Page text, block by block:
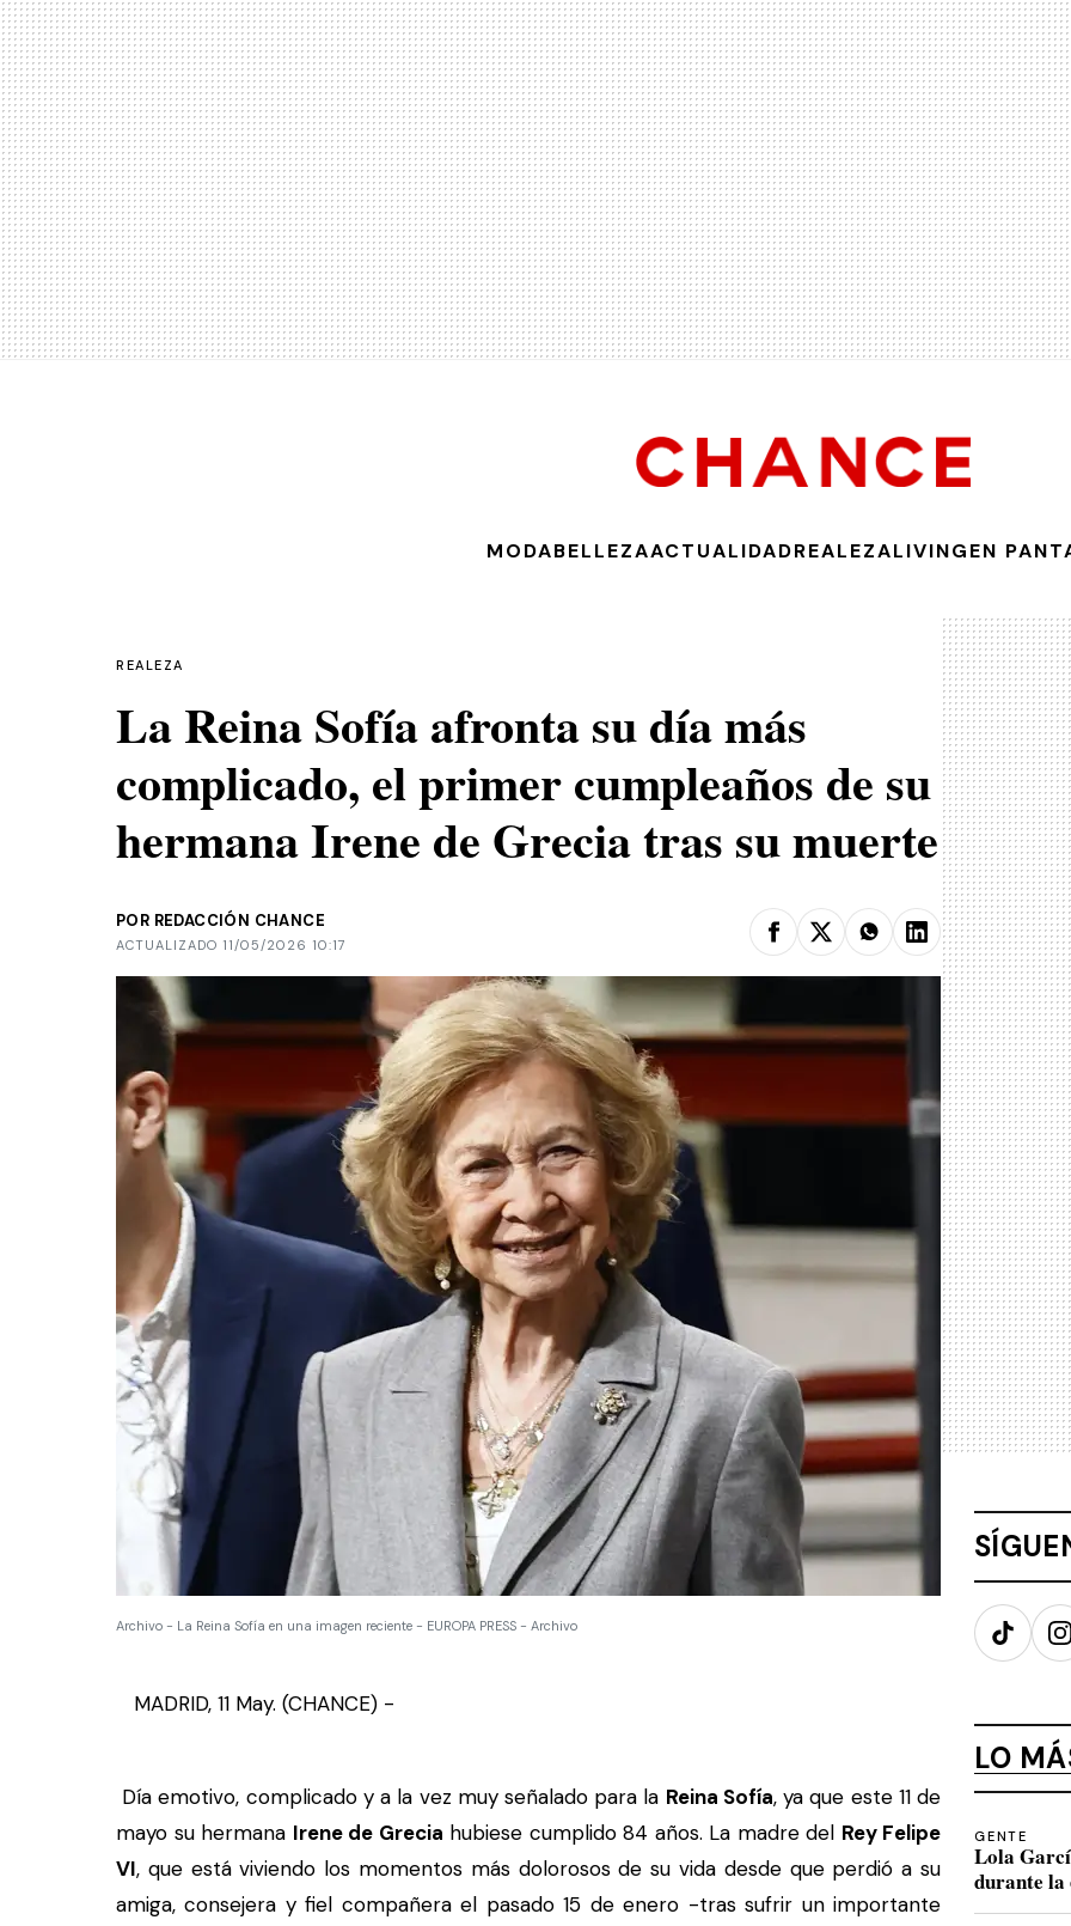
MODABELLEZAACTUALIDADREALEZALIVINGEN
REALEZA
La Reina Sofía afronta su día más
complicado, el primer cumpleaños de su
hermana Irene de Grecia tras su muerte
POR REDACCIÓN CHANCE
ACTUALIZADO 11/05/2026 10:17
Archivo - La Reina Sofía en una imagen reciente - EUROPA PRESS - Archivo
MADRID, 11 May. (CHANCE) -
Día emotivo, complicado y a la vez muy señalado para la Reina Sofía, ya que este 11 de
mayo su hermana Irene de Grecia hubiese cumplido 84 años. La madre del Rey Felipe
VI, que está viviendo los momentos más dolorosos de su vida desde que perdió a su
amiga, consejera y fiel compañera el pasado 15 de enero -tras sufrir un importante
TikTok
LO
GENTE
Lola
durante la